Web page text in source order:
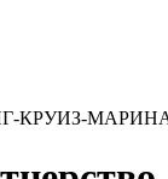
КРУИЗ-